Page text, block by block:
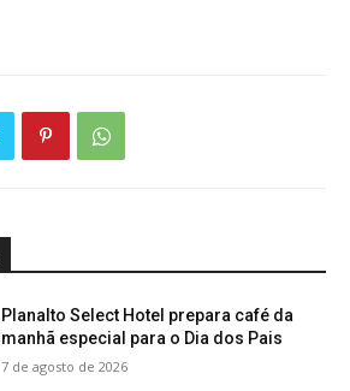
Planalto Select Hotel prepara café da
manhã especial para o Dia dos Pais
7 de agosto de 2026